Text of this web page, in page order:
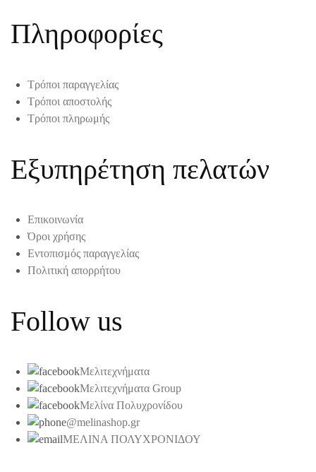
Πληροφορίες
Τρόποι παραγγελίας
Τρόποι αποστολής
Τρόποι πληρωμής
Εξυπηρέτηση πελατών
Επικοινωνία
Όροι χρήσης
Εντοπισμός παραγγελίας
Πολιτική απορρήτου
Follow us
Μελιτεχνήματα
Μελιτεχνήματα Group
Μελίνα Πολυχρονίδου
@melinashop.gr
ΜΕΛΙΝΑ ΠΟΛΥΧΡΟΝΙΔΟΥ